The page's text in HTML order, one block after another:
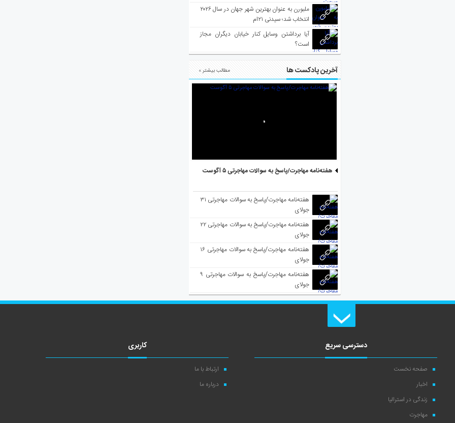
ملبورن به عنوان بهترین شهر جهان در سال ۲۰۲۶
انتخاب شد؛ سیدنی ۲۱‌ام
آیا برداشتن وسایل کنار خیابان دیگران مجاز
است؟
آخرین پادکست ها مطالب بیشتر »
هفته‌نامه مهاجرت/پاسخ به سوالات مهاجرتی ۵ آگوست
هفته‌نامه مهاجرت/پاسخ به سوالات مهاجرتی ۳۱
جولای
هفته‌نامه مهاجرت/پاسخ به سوالات مهاجرتی ۲۲
جولای
هفته‌نامه مهاجرت/پاسخ به سوالات مهاجرتی ۱۶
جولای
هفته‌نامه مهاجرت/پاسخ به سوالات مهاجرتی ۹
جولای
دسترسی سریع
صفحه نخست
اخبار
زندگی در استرالیا
مهاجرت
کاربری
ارتباط با ما
درباره ما